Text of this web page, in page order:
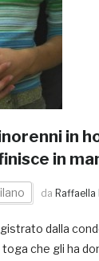
in
in
da Raffaella
dalla
toga che gli ha